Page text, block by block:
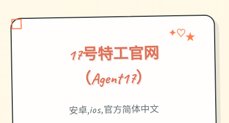
17号特工官网
（Agent17）
✦♡★
安卓,ios,官方简体中文